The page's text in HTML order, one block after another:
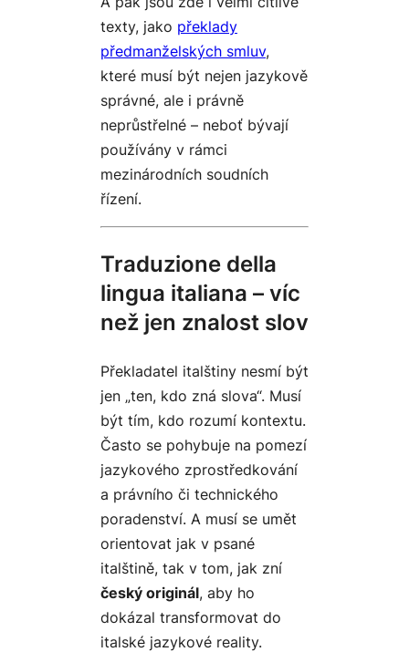
texty, jako překlady
předmanželských smluv,
které musí být nejen jazykově
správné, ale i právně
neprůstřelné – neboť bývají
používány v rámci
mezinárodních soudních
řízení.
Traduzione della
lingua italiana – víc
než jen znalost slov
Překladatel italštiny nesmí být
jen „ten, kdo zná slova“. Musí
být tím, kdo rozumí kontextu.
Často se pohybuje na pomezí
jazykového zprostředkování
a právního či technického
poradenství. A musí se umět
orientovat jak v psané
italštině, tak v tom, jak zní
český originál, aby ho
dokázal transformovat do
italské jazykové reality.